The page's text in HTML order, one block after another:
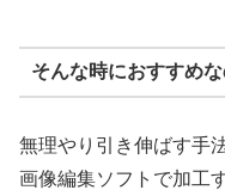
そんな時におすすめ
無理やり引き伸ばす手
画像編集ソフトで加工